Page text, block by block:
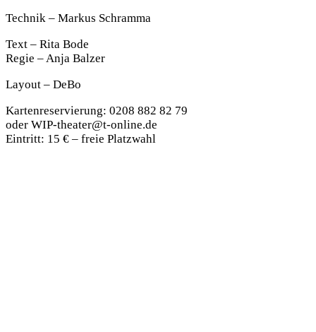
Technik – Markus Schramma
Text – Rita Bode
Regie – Anja Balzer
Layout – DeBo
Kartenreservierung: 0208 882 82 79
oder WIP-theater@t-online.de
Eintritt: 15 € – freie Platzwahl